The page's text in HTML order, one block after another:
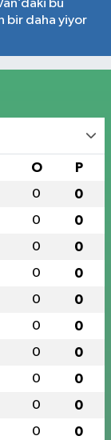
bu
bir daha yiyor
O P
0 0
0 0
0 0
0 0
0 0
0 0
0 0
0 0
0 0
0 0